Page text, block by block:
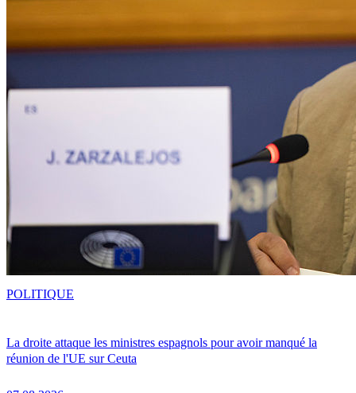
La droite attaque les ministres espagnols pour avoir manqué la
réunion de l'UE sur Ceuta
POLITIQUE